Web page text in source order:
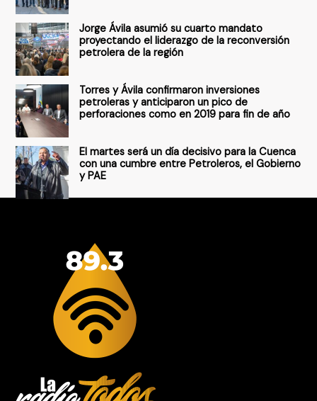
r
:
Jorge Ávila asumió su cuarto mandato
proyectando el liderazgo de la reconversión
petrolera de la región
Torres y Ávila confirmaron inversiones
petroleras y anticiparon un pico de
perforaciones como en 2019 para fin de año
El martes será un día decisivo para la Cuenca
con una cumbre entre Petroleros, el Gobierno
y PAE